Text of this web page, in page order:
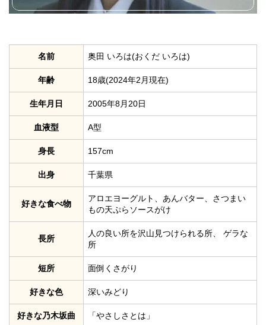
名前 奥田 いろは(おくだ いろは)
年齢 18歳(2024年2月現在)
生年月日 2005年8月20日
血液型 A型
身長 157cm
出身 千葉県
好きな食べ物
アロエヨーグルト、あんバター、さつまい
もの天ぷらソースがけ
長所
人の良い所を沢山見つけられる所、 ゲラな
所
短所 面倒くさがり
好きな色 深いみどり
好きな乃木坂曲 「やさしさとは」